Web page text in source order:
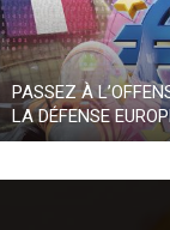
PASSEZ À
LA DÉFENSE